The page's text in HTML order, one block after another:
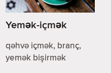
Yemək-içmək
qəhvə içmək, branç,
yemək bişirmək